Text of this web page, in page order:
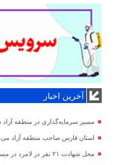
آخرین اخبار
مسیر سرمایه‌گذاری در منطقه
استان فارس صاحب منطقه آزاد
محل شهادت ۲۱ نفر در لامرد در مسیر ثبت ملی قرار گرفت